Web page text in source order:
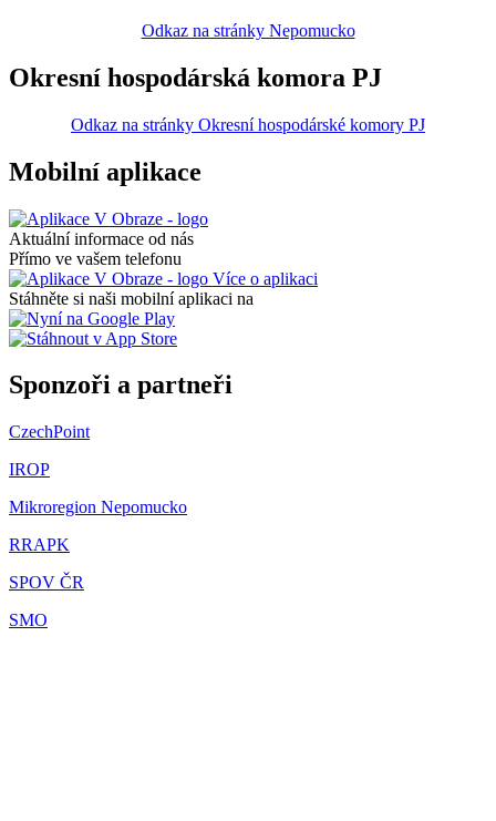
Odkaz na stránky Nepomucko
Okresní hospodárská komora PJ
Odkaz na stránky Okresní hospodárské komory PJ
Mobilní aplikace
Aktuální informace od nás
Přímo ve vašem telefonu
Více o aplikaci
Stáhněte si naši mobilní aplikaci na
Sponzoři a partneři
CzechPoint
IROP
Mikroregion Nepomucko
RRAPK
SPOV ČR
SMO